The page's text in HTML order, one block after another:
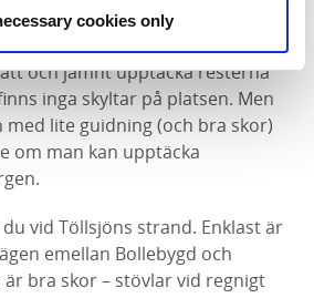
cookies only
och jämnt upptäcka resterna
inga skyltar på platsen. Men
med lite guidning (och bra skor)
om man kan upptäcka
vid Töllsjöns strand. Enklast är
emellan Bollebygd och
bra skor – stövlar vid regnigt